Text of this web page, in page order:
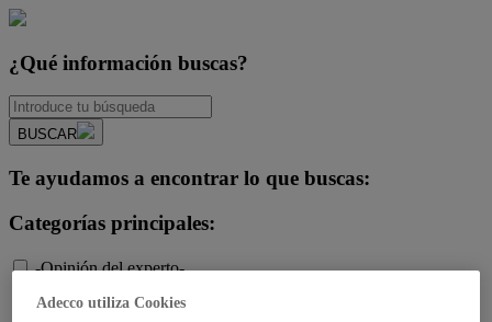
¿Qué información buscas?
BUSCAR
Te ayudamos a encontrar lo que buscas:
Categorías principales:
-Opinión del experto-
Empleo y relaciones laborales
Adecco utiliza Cookies